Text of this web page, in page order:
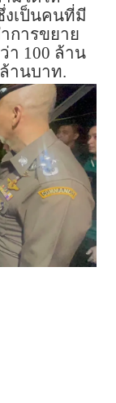
งเป็นคนที่มี
การขยาย
า 100 ล้าน
านบาท.